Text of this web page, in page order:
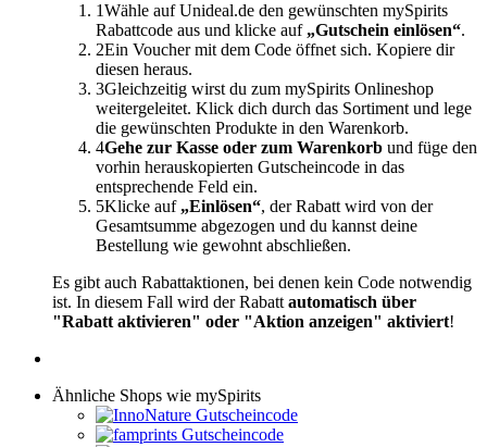
1Wähle auf Unideal.de den gewünschten mySpirits
Rabattcode aus und klicke auf „Gutschein einlösen“.
2Ein Voucher mit dem Code öffnet sich. Kopiere dir
diesen heraus.
3Gleichzeitig wirst du zum mySpirits Onlineshop
weitergeleitet. Klick dich durch das Sortiment und lege
die gewünschten Produkte in den Warenkorb.
4Gehe zur Kasse oder zum Warenkorb und füge den
vorhin herauskopierten Gutscheincode in das
entsprechende Feld ein.
5Klicke auf „Einlösen“, der Rabatt wird von der
Gesamtsumme abgezogen und du kannst deine
Bestellung wie gewohnt abschließen.
Es gibt auch Rabattaktionen, bei denen kein Code notwendig
ist. In diesem Fall wird der Rabatt automatisch über
"Rabatt aktivieren" oder "Aktion anzeigen" aktiviert!
Ähnliche Shops wie mySpirits